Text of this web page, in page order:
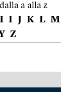
a alla z
I J K L M
Z